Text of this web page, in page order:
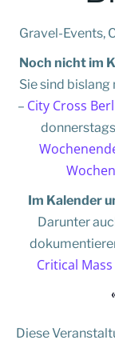
Gravel-Events,
Noch nicht im
Sie sind
– City Cross
Im Kalender
Darunter
Critical
Diese